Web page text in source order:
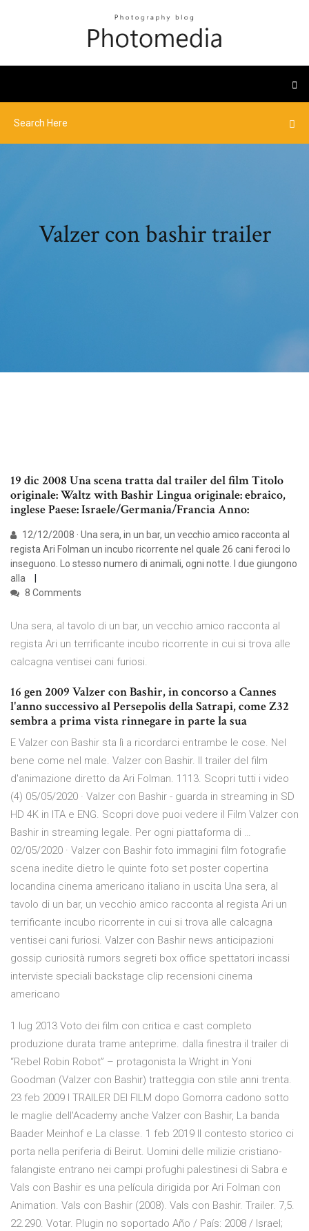
Valzer con bashir trailer
19 dic 2008 Una scena tratta dal trailer del film Titolo
originale: Waltz with Bashir Lingua originale: ebraico,
inglese Paese: Israele/Germania/Francia Anno:
12/12/2008 · Una sera, in un bar, un vecchio amico racconta al
regista Ari Folman un incubo ricorrente nel quale 26 cani feroci lo
inseguono. Lo stesso numero di animali, ogni notte. I due giungono
alla
8 Comments
Una sera, al tavolo di un bar, un vecchio amico racconta al
regista Ari un terrificante incubo ricorrente in cui si trova alle
calcagna ventisei cani furiosi.
16 gen 2009 Valzer con Bashir, in concorso a Cannes
l'anno successivo al Persepolis della Satrapi, come Z32
sembra a prima vista rinnegare in parte la sua
E Valzer con Bashir sta lì a ricordarci entrambe le cose. Nel
bene come nel male. Valzer con Bashir. Il trailer del film
d'animazione diretto da Ari Folman. 1113. Scopri tutti i video
(4) 05/05/2020 · Valzer con Bashir - guarda in streaming in SD
HD 4K in ITA e ENG. Scopri dove puoi vedere il Film Valzer con
Bashir in streaming legale. Per ogni piattaforma di …
02/05/2020 · Valzer con Bashir foto immagini film fotografie
scena inedite dietro le quinte foto set poster copertina
locandina cinema americano italiano in uscita Una sera, al
tavolo di un bar, un vecchio amico racconta al regista Ari un
terrificante incubo ricorrente in cui si trova alle calcagna
ventisei cani furiosi. Valzer con Bashir news anticipazioni
gossip curiosità rumors segreti box office spettatori incassi
interviste speciali backstage clip recensioni cinema
americano
1 lug 2013 Voto dei film con critica e cast completo
produzione durata trame anteprime. dalla finestra il trailer di
“Rebel Robin Robot” – protagonista la Wright in Yoni
Goodman (Valzer con Bashir) tratteggia con stile anni trenta.
23 feb 2009 I TRAILER DEI FILM dopo Gomorra cadono sotto
le maglie dell'Academy anche Valzer con Bashir, La banda
Baader Meinhof e La classe. 1 feb 2019 Il contesto storico ci
porta nella periferia di Beirut. Uomini delle milizie cristiano-
falangiste entrano nei campi profughi palestinesi di Sabra e
Vals con Bashir es una película dirigida por Ari Folman con
Animation. Vals con Bashir (2008). Vals con Bashir. Trailer. 7,5.
22.290. Votar. Plugin no soportado Año / País: 2008 / Israel;